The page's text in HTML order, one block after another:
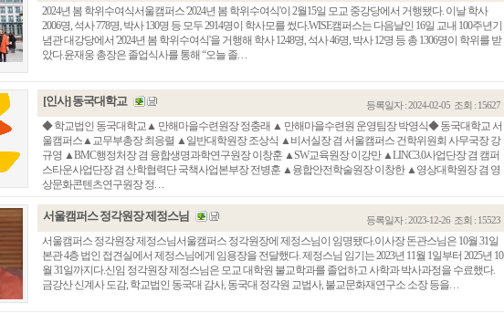
2024년 봄 학위수여식서울캠퍼스 '2024년 봄 학위수여식'이 2월15일 모교 중강당에서 거행됐다. 이날 학사
2006명, 석사 778명, 박사 130명 등 모두 2914명이 학사모를 썼다.WISE캠퍼스는 다음날인 16일 교내 100주년기
념관 대강당에서 '2024년 봄 학위수여식'을 거행해 학사 1248명, 석사 46명, 박사 12명 등 총 1306명이 학위를 받
았다.윤재웅 총장은 졸업식사를 통해 “오늘 졸. . .
[인사] 동국대학교 등록일자 : 2024-02-05 조회 : 15627
◆ 학교법인 동국대학교▲ 만해마을수련원장 정충래 ▲ 만해마을수련원 운영팀장 박영식◆ 동국대학교 서
울캠퍼스▲교무부총장 최응렬 ▲일반대학원장 조상식 ▲비서실장 겸 서울캠퍼스 건학위원회 사무국장 강
규영 ▲BMC행정처장 겸 융합생명과학연구원장 이창훈 ▲SW교육원장 이강만 ▲LINC3.0사업단장 겸 캠퍼
스타운사업단장 겸 산학협력단 국책사업본부장 전병훈 ▲융합안전학술원장 이창한 ▲영상대학원장 겸 영
상문화콘텐츠연구원장 정. . .
서울캠퍼스 정각원장 제정스님 등록일자 : 2023-12-26 조회 : 15523
서울캠퍼스 정각원장 제정스님서울캠퍼스 정각원장에 제정스님이 임명됐다.이사장 돈관스님은 10월 31일
본관 4층 법인 접견실에서 제정스님에게 임용장을 전달했다. 제정스님 임기는 2023년 11월 1일부터 2025년 10
월 31일까지다.신임 정각원장 제정스님은 모교 대학원 불교학과를 졸업하고 사학과 박사과정을 수료했다.
금강산 신계사 도감, 학교법인 동국대 감사, 동국대 정각원 교법사, 불교문화재연구소 소장 등을. . .